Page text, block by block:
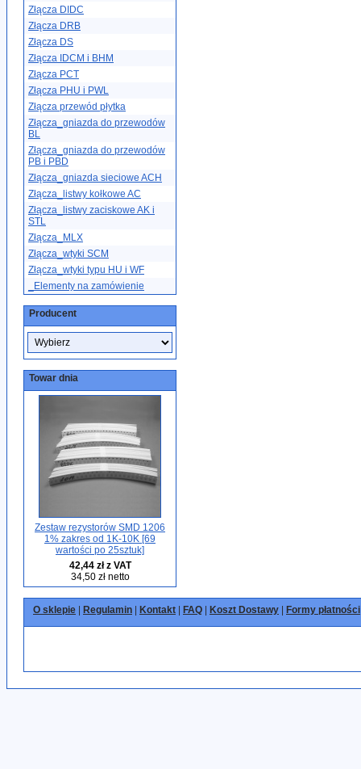
Złącza DIDC
Złącza DRB
Złącza DS
Złącza IDCM i BHM
Złącza PCT
Złącza PHU i PWL
Złącza przewód płytka
Złącza_gniazda do przewodów
BL
Złącza_gniazda do przewodów
PB i PBD
Złącza_gniazda sieciowe ACH
Złącza_listwy kołkowe AC
Złącza_listwy zaciskowe AK i
STL
Złącza_MLX
Złącza_wtyki SCM
Złącza_wtyki typu HU i WF
_Elementy na zamówienie
Producent
Towar dnia
Zestaw rezystorów SMD 1206
1% zakres od 1K-10K [69
wartości po 25sztuk]
42,44 zł z VAT
34,50 zł netto
O sklepie Regulamin Kontakt FAQ Koszt Dostawy Formy płatności